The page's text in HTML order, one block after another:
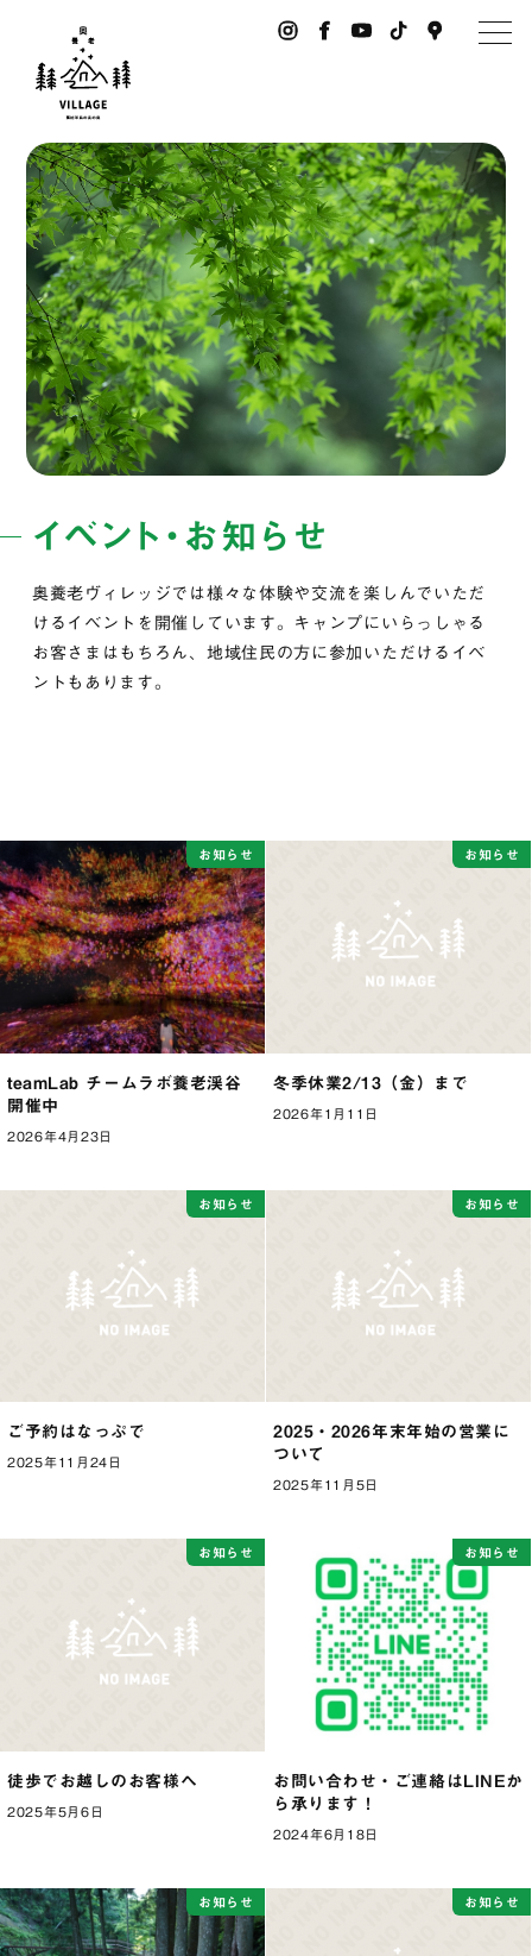
イベント・お知らせ
奥養老ヴィレッジでは様々な体験や交流を楽しんでいただ
けるイベントを開催しています。キャンプにいらっしゃる
お客さまはもちろん、地域住民の方に参加いただけるイベ
ントもあります。
お知らせ
teamLab チームラボ養老渓谷
開催中
2026年4月23日
お知らせ
冬季休業2/13（金）まで
2026年1月11日
お知らせ
ご予約はなっぷで
2025年11月24日
お知らせ
2025・2026年末年始の営業に
ついて
2025年11月5日
お知らせ
徒歩でお越しのお客様へ
2025年5月6日
お知らせ
お問い合わせ・ご連絡はLINEか
ら承ります！
2024年6月18日
お知らせ お知らせ